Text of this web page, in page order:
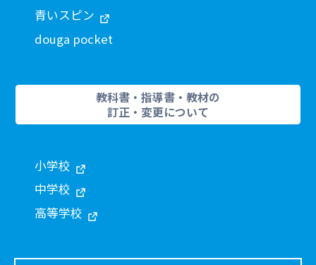
青いスピン
douga pocket
教科書・指導書・教材の
訂正・変更について
小学校
中学校
高等学校